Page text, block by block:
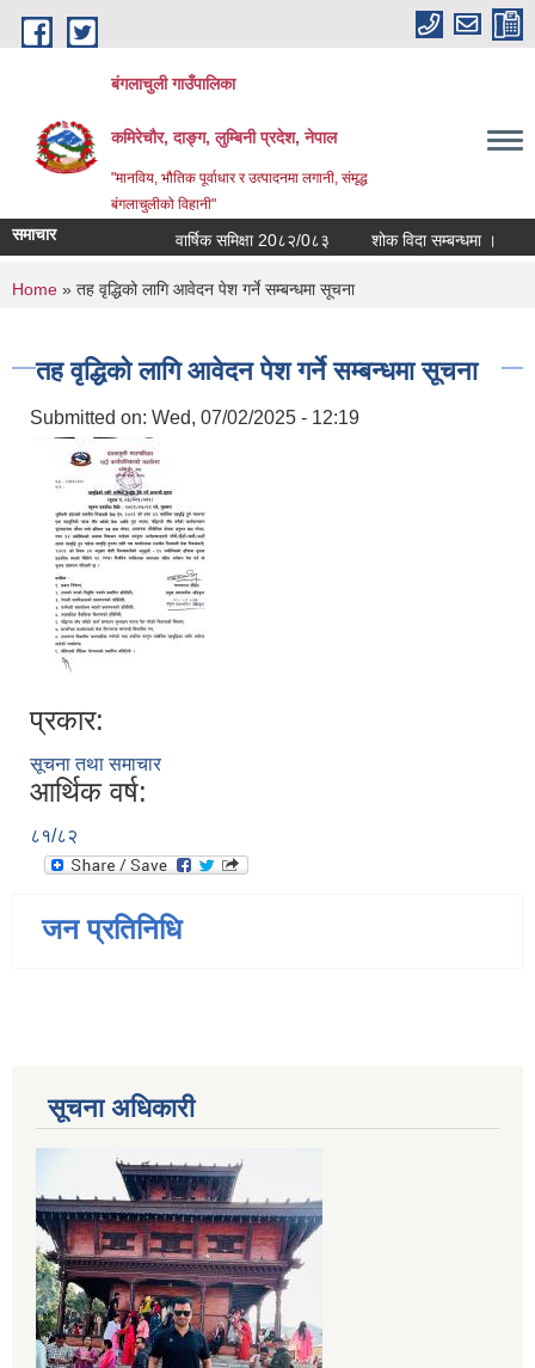
Skip to main content
बंगलाचुली गाउँपालिका
कमिरेचौर, दाङ्ग, लुम्बिनी प्रदेश, नेपाल
"मानविय, भौतिक पूर्वाधार र उत्पादनमा लगानी, संमृद्ध
बंगलाचुलीको विहानी"
समाचार वार्षिक समिक्षा 20८२/0८३ शोक विदा सम्बन्धमा ।
You are here
Home » तह वृद्धिको लागि आवेदन पेश गर्ने सम्बन्धमा सूचना
तह वृद्धिको लागि आवेदन पेश गर्ने सम्बन्धमा सूचना
Submitted on: Wed, 07/02/2025 - 12:19
प्रकार:
सूचना तथा समाचार
आर्थिक वर्ष:
८१/८२
जन प्रतिनिधि
सूचना अधिकारी